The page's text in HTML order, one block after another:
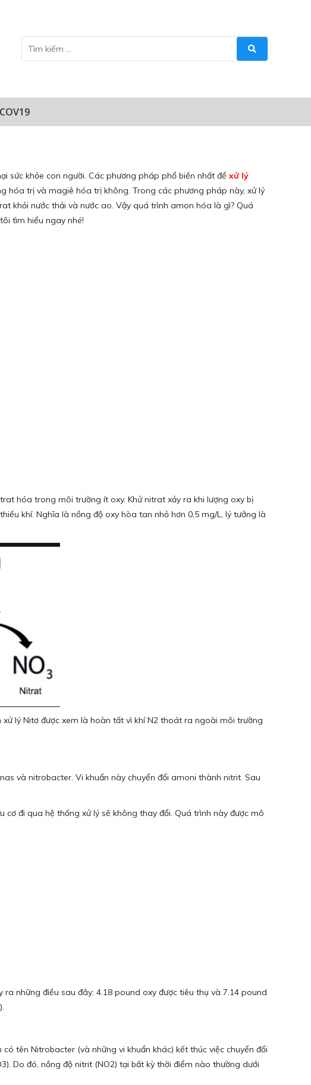
sức khỏe con người. Các phương pháp phổ biến nhất để xử lý
hóa trị và magiê hóa trị không. Trong các phương pháp này, xử lý
khỏi nước thải và nước ao. Vậy quá trình amon hóa là gì? Quá
tìm hiểu ngay nhé!
hóa trong môi trường ít oxy. Khử nitrat xảy ra khi lượng oxy bị
khí. Nghĩa là nồng độ oxy hòa tan nhỏ hơn 0,5 mg/L, lý tưởng là
lý Nitơ được xem là hoàn tất vì khí N2 thoát ra ngoài môi trường
và nitrobacter. Vi khuẩn này chuyển đổi amoni thành nitrit. Sau
đi qua hệ thống xử lý sẽ không thay đổi. Quá trình này được mô
những điều sau đây: 4.18 pound oxy được tiêu thụ và 7.14 pound
tên Nitrobacter (và những vi khuẩn khác) kết thúc việc chuyển đổi
Do đó, nồng độ nitrit (NO2) tại bất kỳ thời điểm nào thường dưới